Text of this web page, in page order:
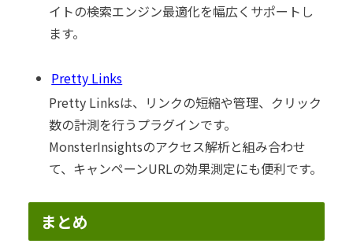
イトの検索エンジン最適化を幅広くサポートし
ます。
Pretty Links
Pretty Linksは、リンクの短縮や管理、クリック
数の計測を行うプラグインです。
MonsterInsightsのアクセス解析と組み合わせ
て、キャンペーンURLの効果測定にも便利です。
まとめ